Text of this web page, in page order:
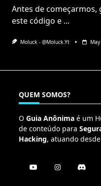
Antes de começarmos,
este código e ...
Moluck - @moluck.yt
QUEM SOMOS?
O Guia Anônima é um
de conteúdo para
Hacking, atuando desde